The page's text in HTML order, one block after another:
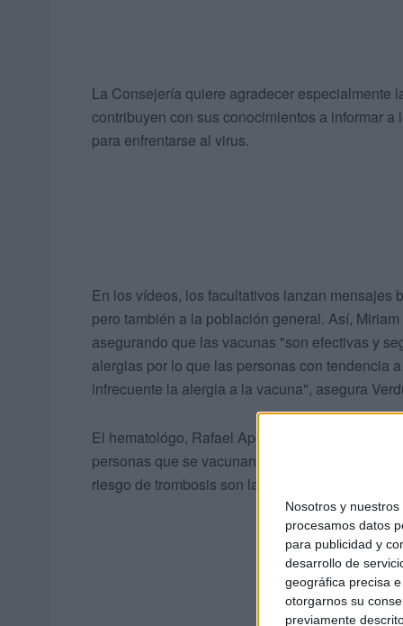
Nosotros y nuestros
procesamos datos
para publicidad y
desarrollo de
geográfica precisa
otorgarnos su
previamente
La Consejería quiere agradecer especialmente
contribuyen con sus conocimientos a informar
para enfrentarse al virus.
En los vídeos, los facultativos lanzan mensajes
pero también a la población general. Así,
asegurando que las vacunas "son efectivas y
alergias por lo que las personas con tendencia
infrecuente la alergia a la vacuna", asegura
El hematológo, Rafael Aporta, aclara que "la
personas que se vacunan que en las que no lo
riesgo de trombosis son las primeras que